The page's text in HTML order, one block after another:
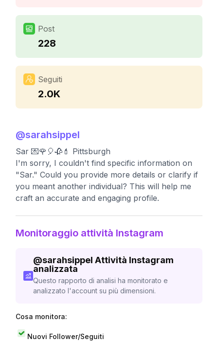
Post
228
Seguiti
2.0K
@sarahsippel
Sar 💌🌹🎈🥀💄 Pittsburgh
I'm sorry, I couldn't find specific information on
"Sar." Could you provide more details or clarify if
you meant another individual? This will help me
craft an accurate and engaging profile.
Monitoraggio attività Instagram
@sarahsippel Attività Instagram
analizzata
Questo rapporto di analisi ha monitorato e
analizzato l'account su più dimensioni.
Cosa monitora:
Nuovi Follower/Seguiti